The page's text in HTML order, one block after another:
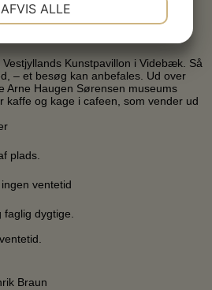
Kunstpavillon i Videbæk. Så
– et besøg kan anbefales. Ud over
Arne Haugen Sørensen museums
kaffe og kage i cafeen, som vender ud
plads.
ventetid
dygtige.
Braun
STATISTIK
AFVIS ALLE